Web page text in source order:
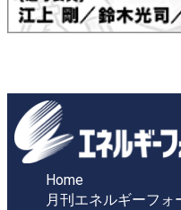
Home
月刊エネルギーフォ